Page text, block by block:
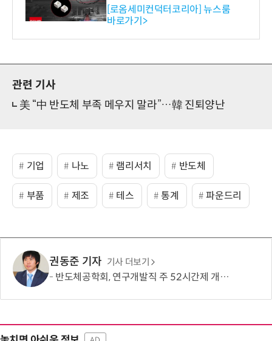
스 개발
[로옴세미컨덕터코리아] 뉴스룸
바로가기>
관련 기사
美 “中 반도체 부족 메우지 말라”…韓 진퇴양난
기업 나노 램리서치 반도체
부품 제조 테스 통계 파운드리
권동준 기자 기사 더보기
반도체공학회, 연구개발직 주 52시간제 개선 요구